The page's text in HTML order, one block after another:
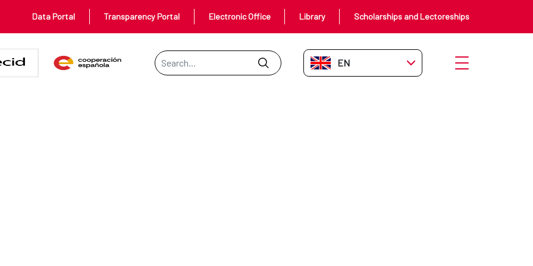
Data Portal Transparency Portal Electronic Office Library Scholarships and Lectoreships
Search Bar
EN-GB Open menu